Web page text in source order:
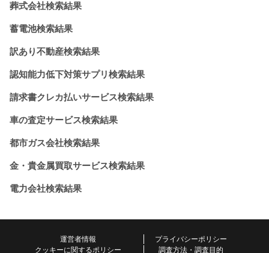
葬式会社検索結果
蓄電池検索結果
訳あり不動産検索結果
認知能力低下対策サプリ検索結果
請求書クレカ払いサービス検索結果
車の査定サービス検索結果
都市ガス会社検索結果
金・貴金属買取サービス検索結果
電力会社検索結果
運営者情報
プライバシーポリシー
クッキーに関するポリシー
調査方法・調査目的